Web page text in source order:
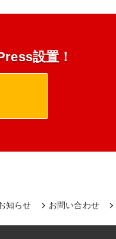
設置！
知らせ お問い合わせ